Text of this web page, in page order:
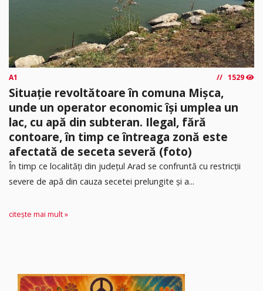
A1 1529
Situație revoltătoare în comuna Mișca,
unde un operator economic își umplea un
lac, cu apă din subteran. Ilegal, fără
contoare, în timp ce întreaga zonă este
afectată de seceta severă (foto)
În timp ce localități din județul Arad se confruntă cu restricții
severe de apă din cauza secetei prelungite și a...
citește mai mult »